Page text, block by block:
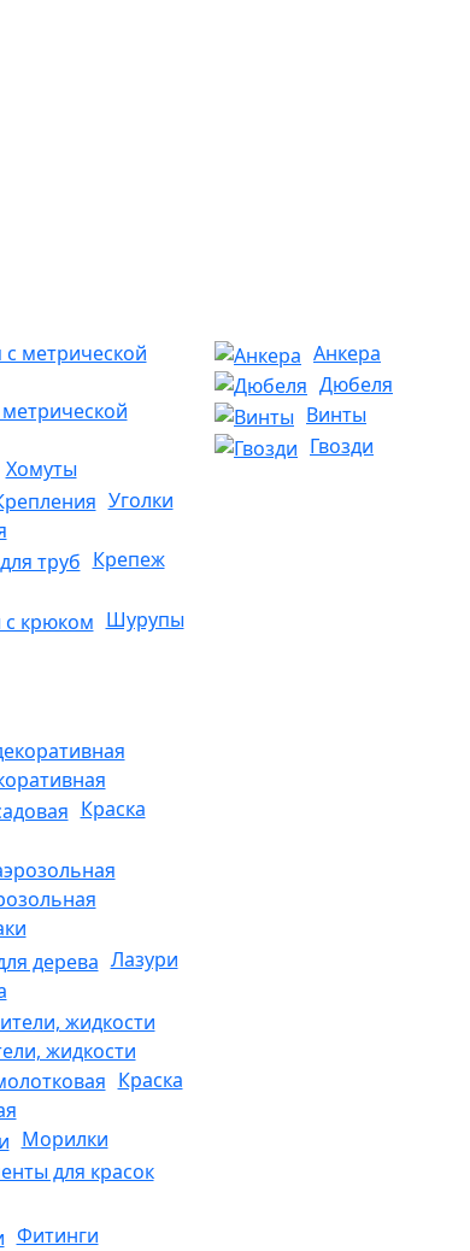
Хомуты
Уголки
Крепеж
Шурупы
Анкера
Дюбеля
Винты
Гвозди
Краска
Лазури
жидкости
Краска
Морилки
для красок
Фитинги